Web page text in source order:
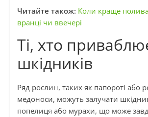
Читайте також: Коли краще
вранці чи ввечері
Ті, хто
шкідників
Ряд рослин, таких як папороті або
медоноси, можуть залучати
попелиця або мурахи, що може